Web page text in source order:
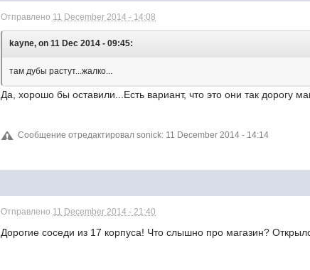
Отправлено 11 December 2014 - 14:08
kayne, on 11 Dec 2014 - 09:45:
там дубы растут...жалко...
Да, хорошо бы оставили...Есть вариант, что это они так дорогу
Сообщение отредактировал sonick: 11 December 2014 - 14:14
Отправлено 11 December 2014 - 21:40
Дорогие соседи из 17 корпуса! Что слышно про магазин?